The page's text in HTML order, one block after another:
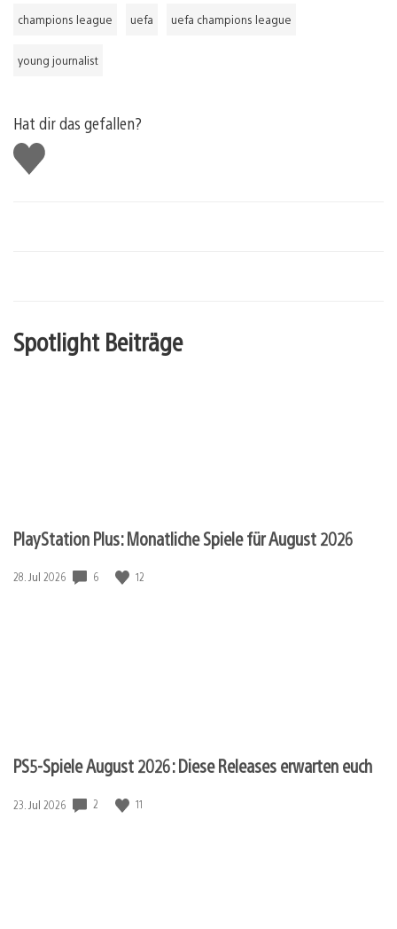
champions league uefa uefa champions league
young journalist
Hat dir das gefallen?
Gefällt
mir
Spotlight Beiträge
PlayStation Plus: Monatliche Spiele für August 2026
Veröffentlichungsdatum:
28. Jul 2026 6 12
PS5-Spiele August 2026: Diese Releases erwarten euch
Veröffentlichungsdatum:
23. Jul 2026 2 11